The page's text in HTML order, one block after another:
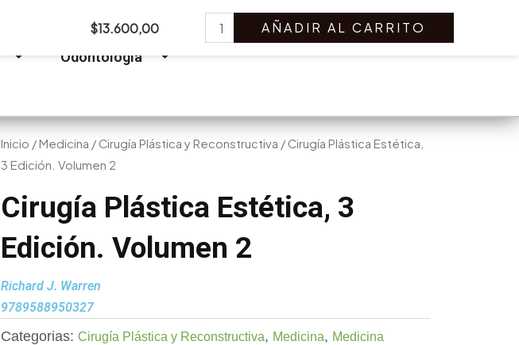
Odontología
Search
Inicio / Medicina / Cirugía Plástica y Reconstructiva / Cirugía Plástica Estética,
3 Edición. Volumen 2
Cirugía Plástica Estética, 3
Edición. Volumen 2
Richard J. Warren
9789588950327
Categorias: Cirugía Plástica y Reconstructiva, Medicina, Medicina
$13.600,00
Cirugía
Volumen
2
AÑADIR AL CARRITO